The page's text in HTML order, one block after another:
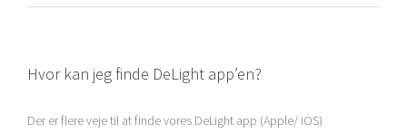
Hvor kan jeg finde DeLight app’en?
Der er flere veje til at finde vores DeLight app (Apple/ iOS)